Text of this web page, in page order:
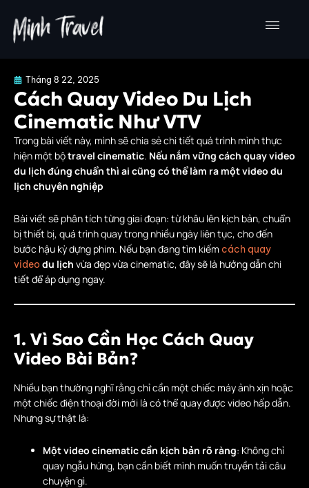
nội
Tháng 8 22, 2025
Cách Quay Video Du Lịch
Cinematic Như VTV
Trong bài viết này, mình sẽ chia sẻ chi tiết quá trình mình thực
hiện một bộtravel cinematic. Nếu nắm vững cách quay video
du lịch đúng chuẩn thì ai cũng có thể làm ra một video du
lịch chuyên nghiệp
Bài viết sẽ phân tích từng giai đoạn: từ khâu lên kịch bản, chuẩn
bị thiết bị, quá trình quay trong nhiều ngày liên tục, cho đến
bước hậu kỳ dựng phim. Nếu bạn đang tìm kiếm cách quay
video du lịch vừa đẹp vừa cinematic, đây sẽ là hướng dẫn chi
tiết để áp dụng ngay.
1. Vì Sao Cần Học Cách Quay
Video Bài Bản?
Nhiều bạn thường nghĩ rằng chỉ cần một chiếc máy ảnh xịn hoặc
một chiếc điện thoại đời mới là có thể quay được video hấp dẫn.
Nhưng sự thật là:
Một video cinematic cần kịch bản rõ ràng: Không chỉ
quay ngẫu hứng, bạn cần biết mình muốn truyền tải câu
chuyện gì.